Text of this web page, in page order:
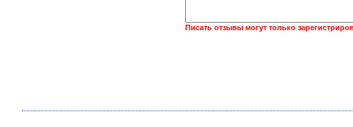
Писать отзывы могут только